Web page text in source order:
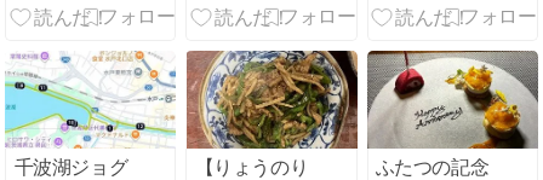
に戻れました
挑戦｜
2026/07/27〜
08/02【練習記
録】
千波湖ジョグ
【りょうのり
ふたつの記念